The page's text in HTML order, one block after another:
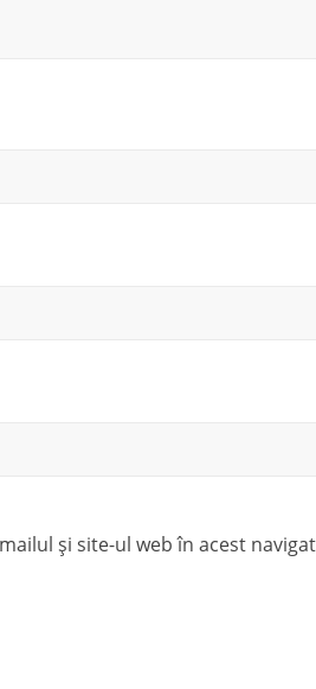
și site-ul web în acest